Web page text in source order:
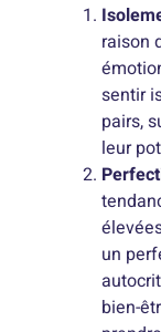
raison
sentir
pairs,
leur
un
bien-